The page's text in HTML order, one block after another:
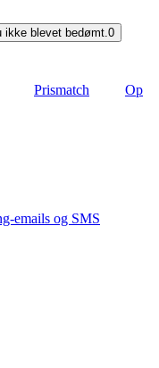
ikke blevet bedømt. 0
Prismatch
Op
emails og SMS